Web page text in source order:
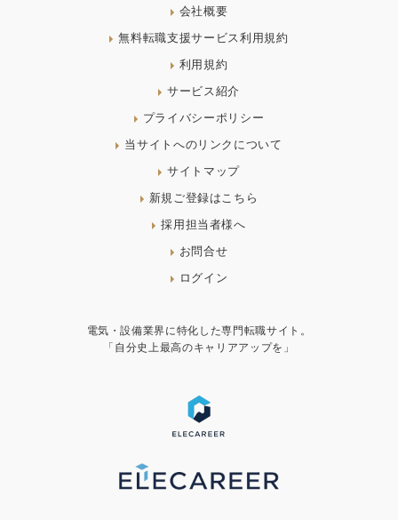
会社概要
無料転職支援サービス利用規約
利用規約
サービス紹介
プライバシーポリシー
当サイトへのリンクについて
サイトマップ
新規ご登録はこちら
採用担当者様へ
お問合せ
ログイン
電気・設備業界に特化した専門転職サイト。
「自分史上最高のキャリアアップを」